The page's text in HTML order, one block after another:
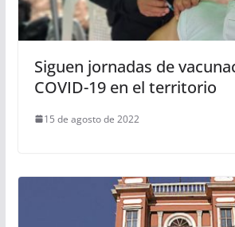
Siguen jornadas de
COVID-19 en el territorio
15 de agosto de 2022